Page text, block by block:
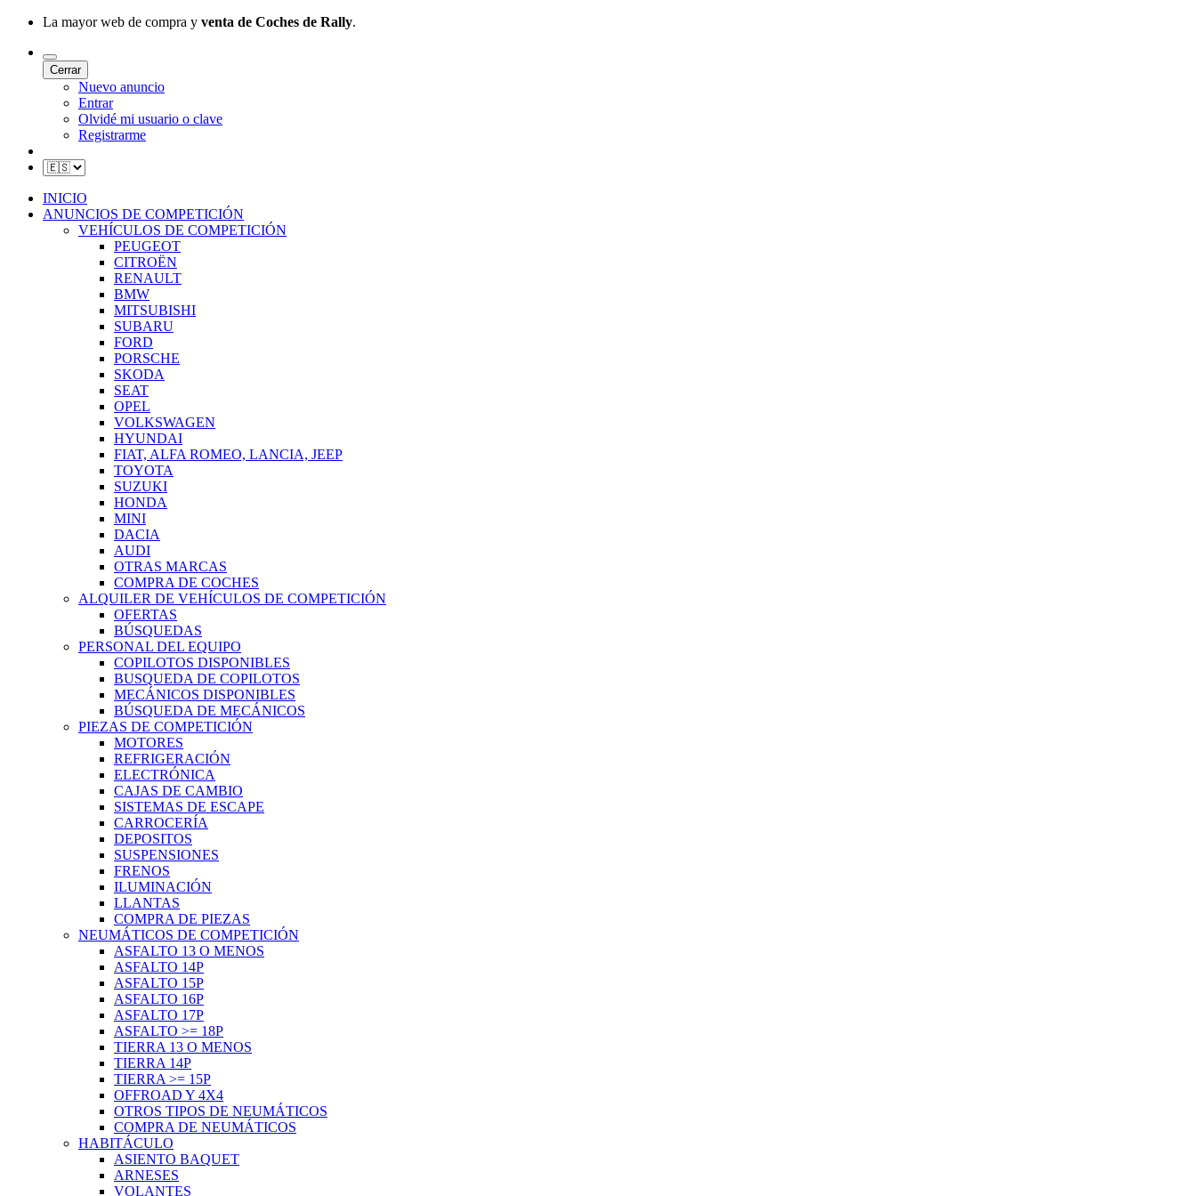
La mayor web de compra y venta de Coches de Rally.
Cerrar
Nuevo anuncio
Entrar
Olvidé mi usuario o clave
Registrarme
INICIO
ANUNCIOS DE COMPETICIÓN
VEHÍCULOS DE COMPETICIÓN
PEUGEOT
CITROËN
RENAULT
BMW
MITSUBISHI
SUBARU
FORD
PORSCHE
SKODA
SEAT
OPEL
VOLKSWAGEN
HYUNDAI
FIAT, ALFA ROMEO, LANCIA, JEEP
TOYOTA
SUZUKI
HONDA
MINI
DACIA
AUDI
OTRAS MARCAS
COMPRA DE COCHES
ALQUILER DE VEHÍCULOS DE COMPETICIÓN
OFERTAS
BÚSQUEDAS
PERSONAL DEL EQUIPO
COPILOTOS DISPONIBLES
BUSQUEDA DE COPILOTOS
MECÁNICOS DISPONIBLES
BÚSQUEDA DE MECÁNICOS
PIEZAS DE COMPETICIÓN
MOTORES
REFRIGERACIÓN
ELECTRÓNICA
CAJAS DE CAMBIO
SISTEMAS DE ESCAPE
CARROCERÍA
DEPOSITOS
SUSPENSIONES
FRENOS
ILUMINACIÓN
LLANTAS
COMPRA DE PIEZAS
NEUMÁTICOS DE COMPETICIÓN
ASFALTO 13 O MENOS
ASFALTO 14P
ASFALTO 15P
ASFALTO 16P
ASFALTO 17P
ASFALTO >= 18P
TIERRA 13 O MENOS
TIERRA 14P
TIERRA >= 15P
OFFROAD Y 4X4
OTROS TIPOS DE NEUMÁTICOS
COMPRA DE NEUMÁTICOS
HABITÁCULO
ASIENTO BAQUET
ARNESES
VOLANTES